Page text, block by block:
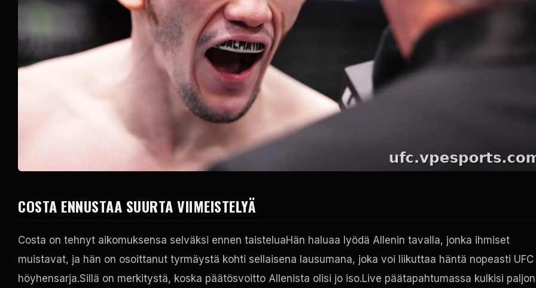
COSTA ENNUSTAA SUURTA VIIMEISTELYÄ
Costa on tehnyt aikomuksensa selväksi ennen taisteluaHän haluaa lyödä Allenin tavalla, jonka ihmiset
muistavat, ja hän on osoittanut tyrmäystä kohti sellaisena lausumana, joka voi liikuttaa häntä nopeasti UFC
höyhensarja.Sillä on merkitystä, koska päätösvoitto Allenista olisi jo iso.Live päätapahtumassa kulkisi paljon